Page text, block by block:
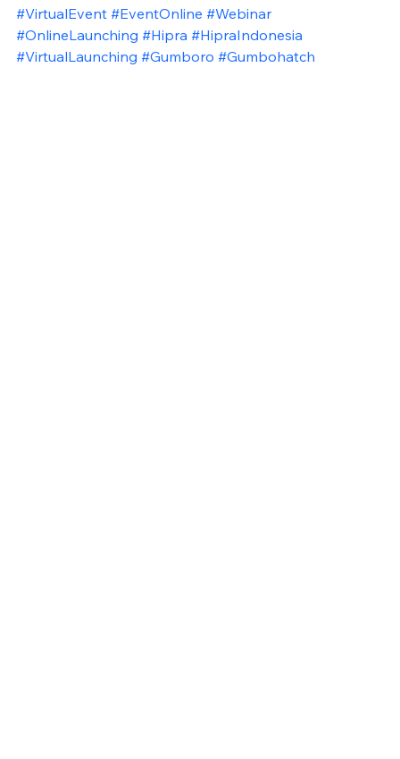
#VirtualEvent #EventOnline #Webinar
#OnlineLaunching #Hipra #HipraIndonesia
#VirtualLaunching #Gumboro #Gumbohatch